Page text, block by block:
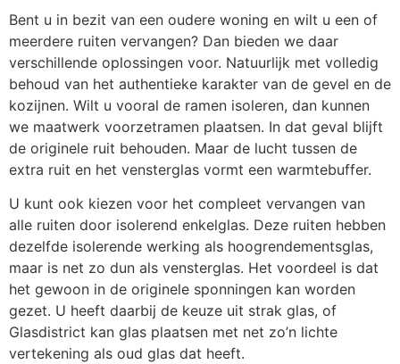
Bent u in bezit van een oudere woning en wilt u een of
meerdere ruiten vervangen? Dan bieden we daar
verschillende oplossingen voor. Natuurlijk met volledig
behoud van het authentieke karakter van de gevel en de
kozijnen. Wilt u vooral de ramen isoleren, dan kunnen
we maatwerk voorzetramen plaatsen. In dat geval blijft
de originele ruit behouden. Maar de lucht tussen de
extra ruit en het vensterglas vormt een warmtebuffer.
U kunt ook kiezen voor het compleet vervangen van
alle ruiten door isolerend enkelglas. Deze ruiten hebben
dezelfde isolerende werking als hoogrendementsglas,
maar is net zo dun als vensterglas. Het voordeel is dat
het gewoon in de originele sponningen kan worden
gezet. U heeft daarbij de keuze uit strak glas, of
Glasdistrict kan glas plaatsen met net zo’n lichte
vertekening als oud glas dat heeft.